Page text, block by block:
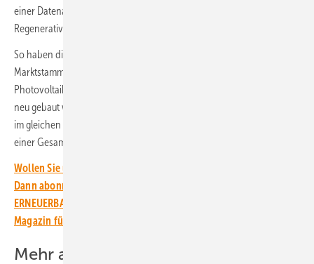
einer Datenauswertung durch das Internationale Wirtschaftsforum
Regenerative Energien (IWR).
So haben die Analyst:innen des IWR auf Basis der Einträge im
Marktstammdatenregister errechne, dass in den ersten acht Monaten
Photovoltaikanlagen mit einer Gesamtleistung von etwa 10,2 Gigawatt
neu gebaut wurden. Das ist ungefähr der gleiche Wert, wie 2023. Denn
im gleichen Vorjahreszeitraum schlossen die Installateure Anlagen mit
einer Gesamtleistung von 10,1 Gigawatt an.
Wollen Sie über die Energiewende auf dem Laufenden bleiben?
Dann abonnieren Sie einfach den kostenlosen Newsletter von
ERNEUERBARE ENERGIEN – dem größten verbandsunabhängigen
Magazin für erneuerbare Energien in Deutschland!
Mehr als eine Million neue Anlagen